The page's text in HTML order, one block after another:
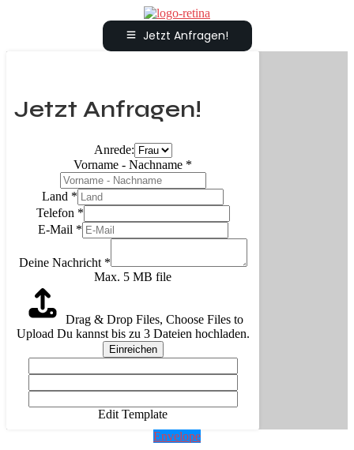
Jetzt Anfragen!
Jetzt Anfragen!
Anrede:
Vorname - Nachname *
Land *
Telefon *
E-Mail *
Deine Nachricht *
Max. 5 MB file
Drag & Drop Files, Choose Files to
Upload Du kannst bis zu 3 Dateien hochladen.
Einreichen
Edit Template
Envelope